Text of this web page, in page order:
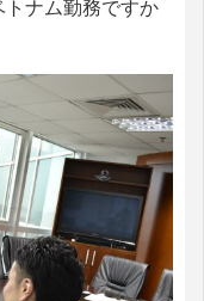
ナム勤務ですか